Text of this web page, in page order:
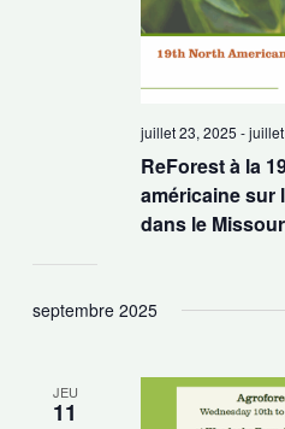
ReForest à la
américaine sur
dans le
juillet 23, 2025 -
septembre 2025
JEU
11